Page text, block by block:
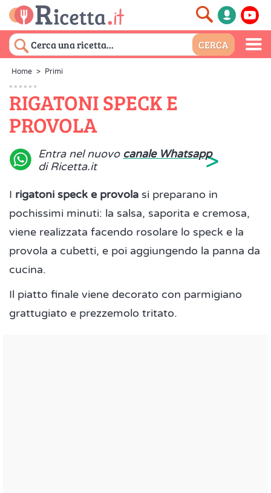
Home > Primi
RIGATONI SPECK E
PROVOLA
Entra nel nuovo canale Whatsapp
di Ricetta.it
>
I rigatoni speck e provola si preparano in
pochissimi minuti: la salsa, saporita e cremosa,
viene realizzata facendo rosolare lo speck e la
provola a cubetti, e poi aggiungendo la panna da
cucina.
Il piatto finale viene decorato con parmigiano
grattugiato e prezzemolo tritato.